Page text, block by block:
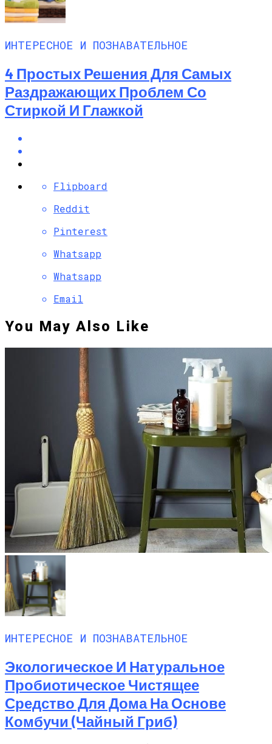
ИНТЕРЕСНОЕ И ПОЗНАВАТЕЛЬНОЕ
4 Простых Решения Для Самых
Раздражающих Проблем Со
Стиркой И Глажкой
Flipboard
Reddit
Pinterest
Whatsapp
Whatsapp
Email
You May Also Like
ИНТЕРЕСНОЕ И ПОЗНАВАТЕЛЬНОЕ
Экологическое И Натуральное
Пробиотическое Чистящее
Средство Для Дома На Основе
Комбучи (чайный Гриб)